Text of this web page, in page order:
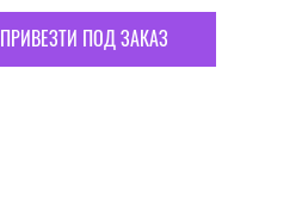
ПРИВЕЗТИ ПОД ЗАКАЗ